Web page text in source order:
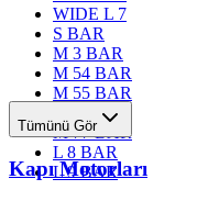
WIDE L 7
S BAR
M 3 BAR
M 54 BAR
M 55 BAR
M 76 BAR
M 77 BAR
L 8 BAR
L 9 BAR
Tümünü Gör
Kapı Motorları